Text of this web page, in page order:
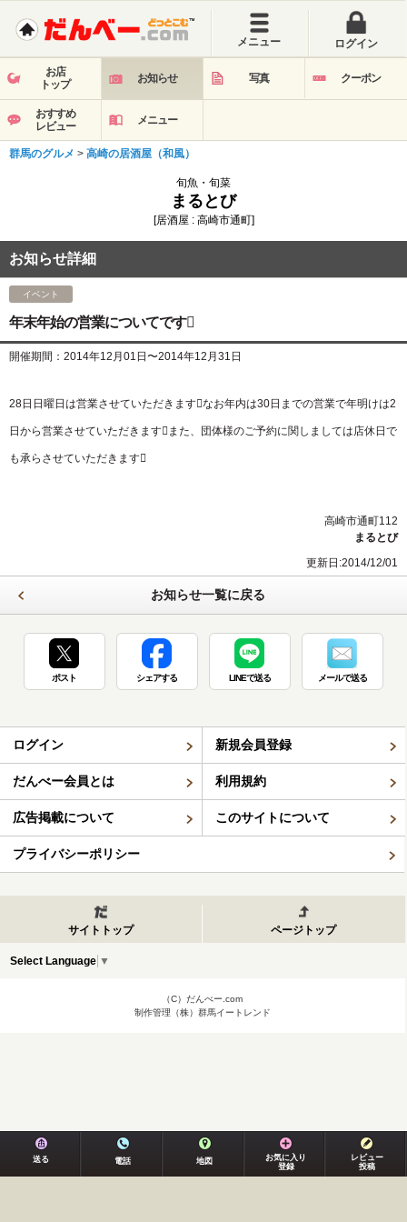
メニュー ログイン
お店
トップ
お知らせ 写真 クーポン
おすすめ
レビュー
メニュー
群馬のグルメ > 高崎の居酒屋（和風）
旬魚・旬菜
まるとび
[居酒屋 : 高崎市通町]
お知らせ詳細
イベント
年末年始の営業についてです󾬄
開催期間：2014年12月01日〜2014年12月31日
28日日曜日は営業させていただきます󾬄なお年内は30日までの営業で年明けは2
日から営業させていただきます󾬄また、団体様のご予約に関しましては店休日で
も承らさせていただきます󾬄
高崎市通町112
まるとび
更新日:2014/12/01
お知らせ一覧に戻る
ポスト シェアする LINEで送る メールで送る
ログイン 新規会員登録
だんべー会員とは 利用規約
広告掲載について このサイトについて
プライバシーポリシー
サイトトップ ページトップ
Select Language ▼
（C）だんべー.com
制作管理（株）群馬イートレンド
送る 電話 地図
お気に入り
登録
レビュー
投稿